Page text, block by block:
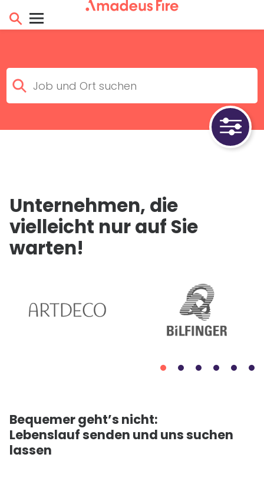
Unternehmen, die
vielleicht nur auf Sie
warten!
Bequemer geht’s nicht:
Lebenslauf senden und uns suchen
lassen